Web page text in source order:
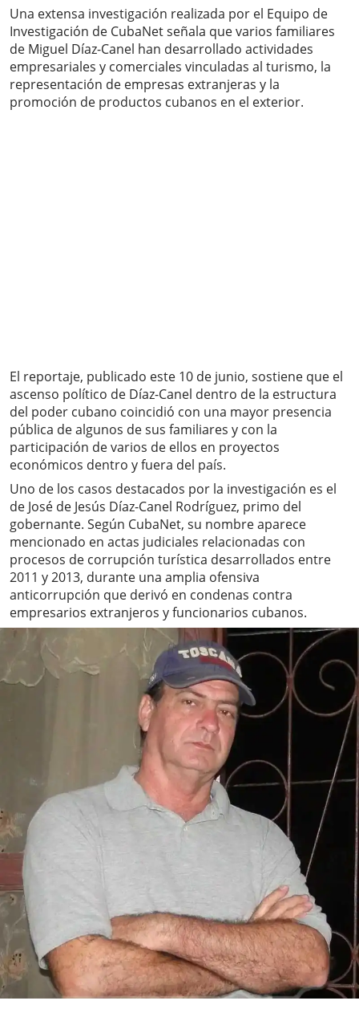
Una extensa investigación realizada por el Equipo de
Investigación de CubaNet señala que varios familiares
de Miguel Díaz-Canel han desarrollado actividades
empresariales y comerciales vinculadas al turismo, la
representación de empresas extranjeras y la
promoción de productos cubanos en el exterior.
El reportaje, publicado este 10 de junio, sostiene que el
ascenso político de Díaz-Canel dentro de la estructura
del poder cubano coincidió con una mayor presencia
pública de algunos de sus familiares y con la
participación de varios de ellos en proyectos
económicos dentro y fuera del país.
Uno de los casos destacados por la investigación es el
de José de Jesús Díaz-Canel Rodríguez, primo del
gobernante. Según CubaNet, su nombre aparece
mencionado en actas judiciales relacionadas con
procesos de corrupción turística desarrollados entre
2011 y 2013, durante una amplia ofensiva
anticorrupción que derivó en condenas contra
empresarios extranjeros y funcionarios cubanos.